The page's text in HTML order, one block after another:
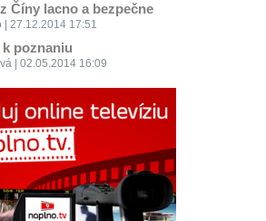
Číny lacno a bezpečne
| 27.12.2014 17:51
poznaniu
| 02.05.2014 16:09